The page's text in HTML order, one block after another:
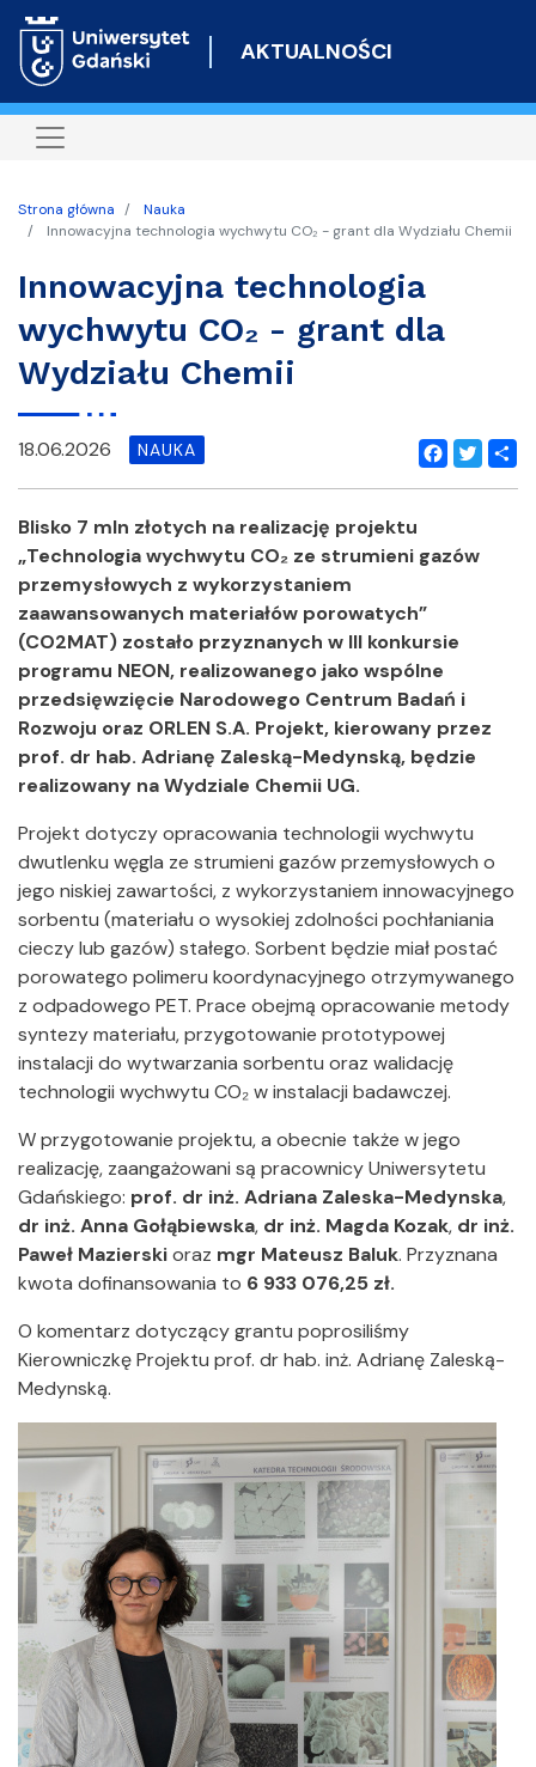
do
AKTUALNOŚCI
Strona główna
Nauka
Innowacyjna technologia wychwytu CO₂ - grant dla Wydziału Chemii
Innowacyjna technologia
wychwytu CO₂ - grant dla
Wydziału Chemii
Facebook
Twitter
18.06.2026 NAUKA
Blisko 7 mln złotych na realizację projektu
„Technologia wychwytu CO₂ ze strumieni gazów
przemysłowych z wykorzystaniem
zaawansowanych materiałów porowatych”
(CO2MAT) zostało przyznanych w III konkursie
programu NEON, realizowanego jako wspólne
przedsięwzięcie Narodowego Centrum Badań i
Rozwoju oraz ORLEN S.A. Projekt, kierowany przez
prof. dr hab. Adrianę Zaleską-Medynską, będzie
realizowany na Wydziale Chemii UG.
Projekt dotyczy opracowania technologii wychwytu
dwutlenku węgla ze strumieni gazów przemysłowych o
jego niskiej zawartości, z wykorzystaniem innowacyjnego
sorbentu (materiału o wysokiej zdolności pochłaniania
cieczy lub gazów) stałego. Sorbent będzie miał postać
porowatego polimeru koordynacyjnego otrzymywanego
z odpadowego PET. Prace obejmą opracowanie metody
syntezy materiału, przygotowanie prototypowej
instalacji do wytwarzania sorbentu oraz walidację
technologii wychwytu CO₂ w instalacji badawczej.
W przygotowanie projektu, a obecnie także w jego
realizację, zaangażowani są pracownicy Uniwersytetu
Gdańskiego: prof. dr inż. Adriana Zaleska-Medynska,
dr inż. Anna Gołąbiewska, dr inż. Magda Kozak, dr inż.
Paweł Mazierskioraz mgr Mateusz Baluk. Przyznana
kwota dofinansowania to 6 933 076,25 zł.
O komentarz dotyczący grantu poprosiliśmy
Kierowniczkę Projektu prof. dr hab. inż. Adrianę Zaleską-
Medynską.